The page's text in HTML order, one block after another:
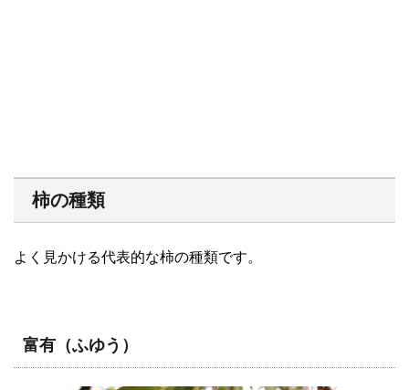
柿の種類
よく見かける代表的な柿の種類です。
富有（ふゆう）